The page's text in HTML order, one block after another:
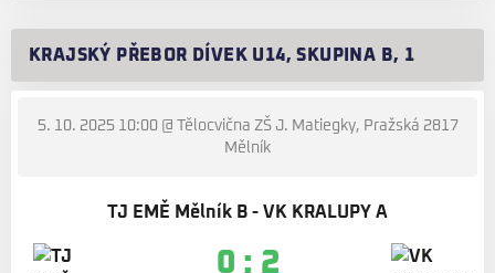
KRAJSKÝ PŘEBOR DÍVEK U14, SKUPINA B, 1
5. 10. 2025 10:00@ Tělocvična ZŠ J. Matiegky, Pražská 2817
Mělník
TJ EMĚ Mělník B - VK KRALUPY A
0 : 2